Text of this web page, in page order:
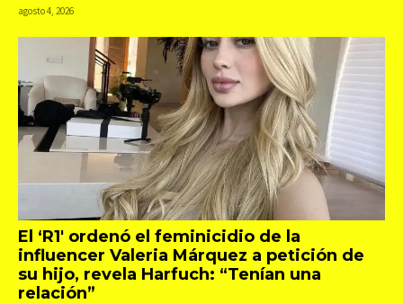
agosto 4, 2026
El ‘R1′ ordenó el feminicidio de la
influencer Valeria Márquez a petición de
su hijo, revela Harfuch: “Tenían una
relación”